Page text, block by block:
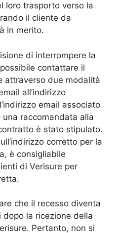
loro trasporto verso la
il cliente da
in merito.
di interrompere la
contattare il
attraverso due modalità
all’indirizzo
email associato
raccomandata alla
è stato stipulato.
corretto per la
è consigliabile
di Verisure per
che il recesso diventa
la ricezione della
Pertanto, non si